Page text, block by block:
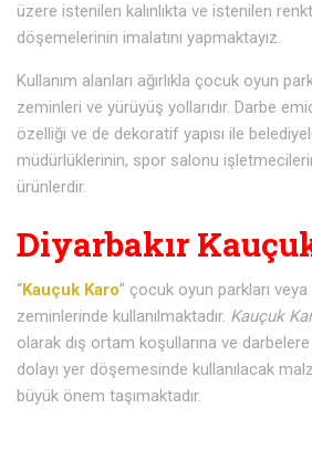
üzere istenilen kalınlıkta ve istenilen
döşemelerinin imalatını yapmaktayız.
Kullanım alanları ağırlıkla çocuk oyun
zeminleri ve yürüyüş yollarıdır. Darbe
özelliği ve de dekoratif yapısı ile
müdürlüklerinin, spor salonu
ürünlerdir.
Diyarbakır
“Kauçuk Karo” çocuk oyun parkları veya
zeminlerinde kullanılmaktadır. Kauçuk
olarak dış ortam koşullarına ve
dolayı yer döşemesinde kullanılacak
büyük önem taşımaktadır.